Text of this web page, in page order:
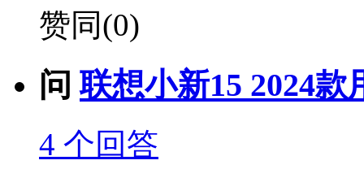
赞同(0)
问 联想小新15 2024
4 个回答